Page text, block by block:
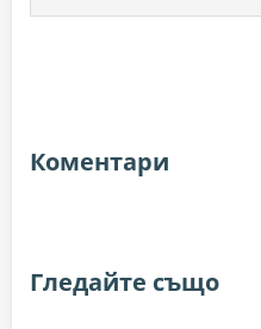
Коментари
Гледайте също